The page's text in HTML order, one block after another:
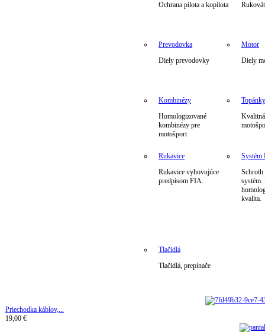
Ochrana pilota a kopilota
Prevodovka
Diely prevodovky
Motor
Diely
Kombinézy
Homologizované
kombinézy pre
motošport
Topánky
Rukavice
Rukavice vyhovujúce
predpisom FIA.
kvalita.
Tlačidlá
Tlačidlá, prepínače
Priechodka káblov,...
19,00 €